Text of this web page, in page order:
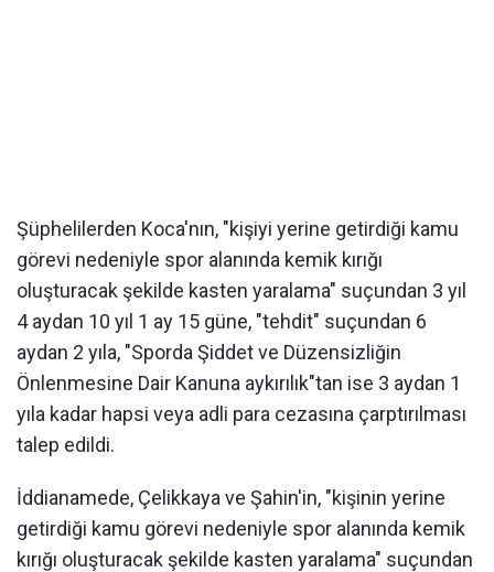
Şüphelilerden Koca'nın, "kişiyi yerine getirdiği kamu
görevi nedeniyle spor alanında kemik kırığı
oluşturacak şekilde kasten yaralama" suçundan 3 yıl
4 aydan 10 yıl 1 ay 15 güne, "tehdit" suçundan 6
aydan 2 yıla, "Sporda Şiddet ve Düzensizliğin
Önlenmesine Dair Kanuna aykırılık"tan ise 3 aydan 1
yıla kadar hapsi veya adli para cezasına çarptırılması
talep edildi.
İddianamede, Çelikkaya ve Şahin'in, "kişinin yerine
getirdiği kamu görevi nedeniyle spor alanında kemik
kırığı oluşturacak şekilde kasten yaralama" suçundan